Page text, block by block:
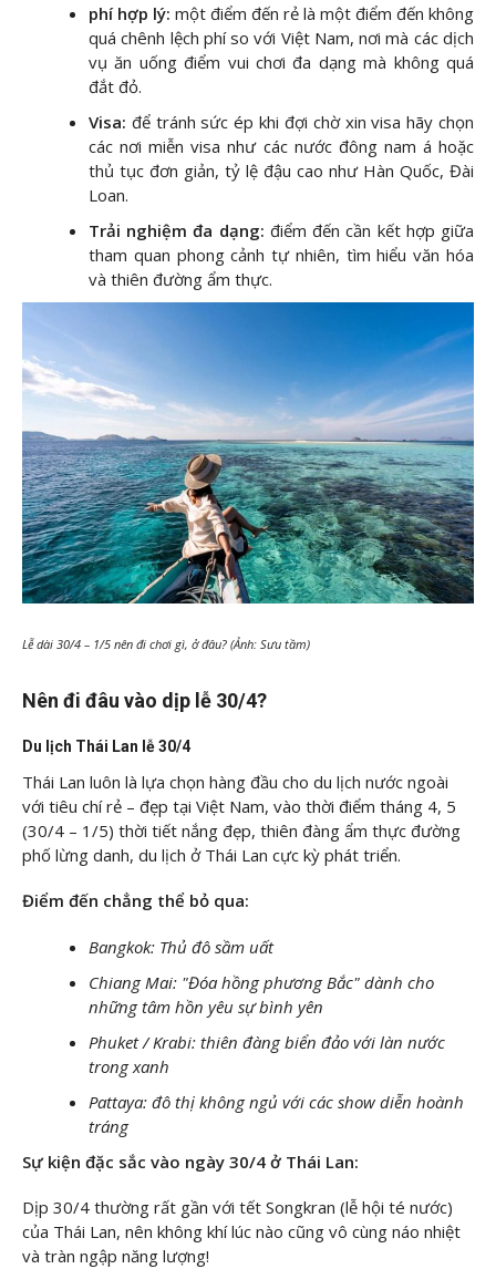
phí hợp lý: một điểm đến rẻ là một điểm đến không
quá chênh lệch phí so với Việt Nam, nơi mà các dịch
vụ ăn uống điểm vui chơi đa dạng mà không quá
đắt đỏ.
Visa: để tránh sức ép khi đợi chờ xin visa hãy chọn
các nơi miễn visa như các nước đông nam á hoặc
thủ tục đơn giản, tỷ lệ đậu cao như Hàn Quốc, Đài
Loan.
Trải nghiệm đa dạng: điểm đến cần kết hợp giữa
tham quan phong cảnh tự nhiên, tìm hiểu văn hóa
và thiên đường ẩm thực.
Lễ dài 30/4 – 1/5 nên đi chơi gì, ở đâu? (Ảnh: Sưu tầm)
Nên đi đâu vào dịp lễ 30/4?
Du lịch Thái Lan lễ 30/4
Thái Lan luôn là lựa chọn hàng đầu cho du lịch nước ngoài
với tiêu chí rẻ – đẹp tại Việt Nam, vào thời điểm tháng 4, 5
(30/4 – 1/5) thời tiết nắng đẹp, thiên đàng ẩm thực đường
phố lừng danh, du lịch ở Thái Lan cực kỳ phát triển.
Điểm đến chẳng thể bỏ qua:
Bangkok: Thủ đô sầm uất
Chiang Mai: "Đóa hồng phương Bắc" dành cho
những tâm hồn yêu sự bình yên
Phuket / Krabi: thiên đàng biển đảo với làn nước
trong xanh
Pattaya: đô thị không ngủ với các show diễn hoành
tráng
Sự kiện đặc sắc vào ngày 30/4 ở Thái Lan:
Dịp 30/4 thường rất gần với tết Songkran (lễ hội té nước)
của Thái Lan, nên không khí lúc nào cũng vô cùng náo nhiệt
và tràn ngập năng lượng!